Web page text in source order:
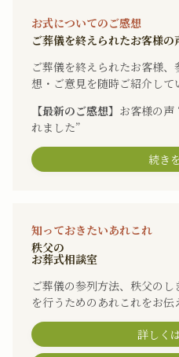
お式についてのご感想
ご葬儀を終えられたお客様の
ご葬儀を終えられたお客様
想・ご意見を随時ご紹介して
【最新のご感想】 お客様の声
れました”
続き
知っておきたいあれこれ
秩父の
お葬式相談室
ご葬儀の参列方法、秩父の
を行うためのあれこれをお伝
詳しく